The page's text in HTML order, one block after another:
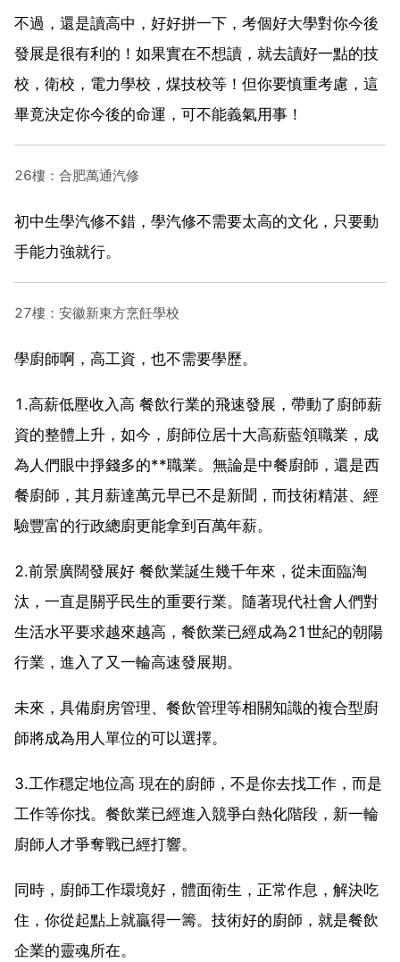
不過，還是讀高中，好好拼一下，考個好大學對你今後
發展是很有利的！如果實在不想讀，就去讀好一點的技
校，衛校，電力學校，煤技校等！但你要慎重考慮，這
畢竟決定你今後的命運，可不能義氣用事！
26樓：合肥萬通汽修
初中生學汽修不錯，學汽修不需要太高的文化，只要動
手能力強就行。
27樓：安徽新東方烹飪學校
學廚師啊，高工資，也不需要學歷。
1.高薪低壓收入高 餐飲行業的飛速發展，帶動了廚師薪
資的整體上升，如今，廚師位居十大高薪藍領職業，成
為人們眼中掙錢多的**職業。無論是中餐廚師，還是西
餐廚師，其月薪達萬元早已不是新聞，而技術精湛、經
驗豐富的行政總廚更能拿到百萬年薪。
2.前景廣闊發展好 餐飲業誕生幾千年來，從未面臨淘
汰，一直是關乎民生的重要行業。隨著現代社會人們對
生活水平要求越來越高，餐飲業已經成為21世紀的朝陽
行業，進入了又一輪高速發展期。
未來，具備廚房管理、餐飲管理等相關知識的複合型廚
師將成為用人單位的可以選擇。
3.工作穩定地位高 現在的廚師，不是你去找工作，而是
工作等你找。餐飲業已經進入競爭白熱化階段，新一輪
廚師人才爭奪戰已經打響。
同時，廚師工作環境好，體面衛生，正常作息，解決吃
住，你從起點上就贏得一籌。技術好的廚師，就是餐飲
企業的靈魂所在。